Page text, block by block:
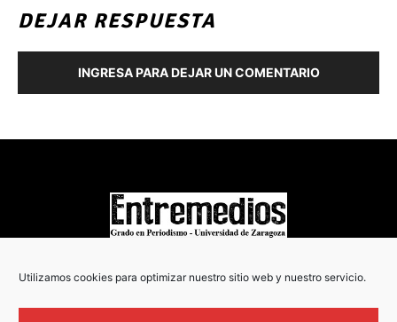
Utilizamos cookies para optimizar nuestro sitio web y nuestro servicio.
DEJAR RESPUESTA
INGRESA PARA DEJAR UN COMENTARIO